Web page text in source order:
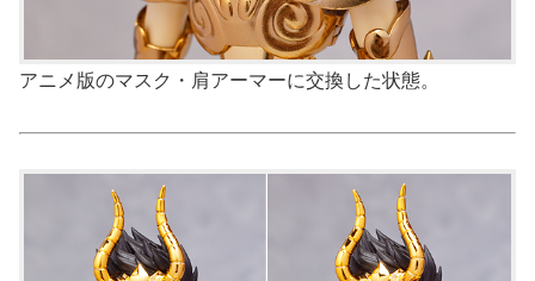
アニメ版のマスク・肩アーマーに交換した状態。